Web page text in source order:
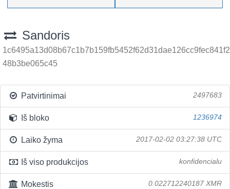
Sandoris
1c6495a13d08b67c1b7b159fb5452f62d31dae126cc9fec841f2
48b3be065c45
Patvirtinimai 2497683
Iš bloko 1236974
Laiko žyma 2017-02-02 03:27:38 UTC
Iš viso produkcijos konfidencialu
Mokestis 0.022712240187 XMR